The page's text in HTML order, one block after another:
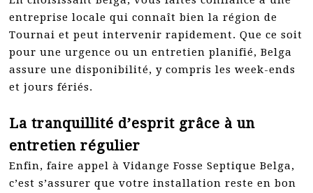
entreprise locale qui connaît bien la région de
Tournai et peut intervenir rapidement. Que ce soit
pour une urgence ou un entretien planifié, Belga
assure une disponibilité, y compris les week-ends
et jours fériés.
La tranquillité d’esprit grâce à un
entretien régulier
Enfin, faire appel à Vidange Fosse Septique Belga,
c’est s’assurer que votre installation reste en bon